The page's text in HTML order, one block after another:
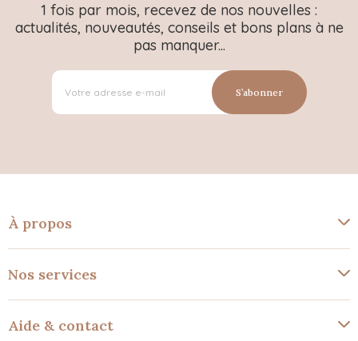
1 fois par mois, recevez de nos nouvelles :
actualités, nouveautés, conseils et bons plans à ne
pas manquer...
S’abonner
À propos
Nos services
Aide & contact